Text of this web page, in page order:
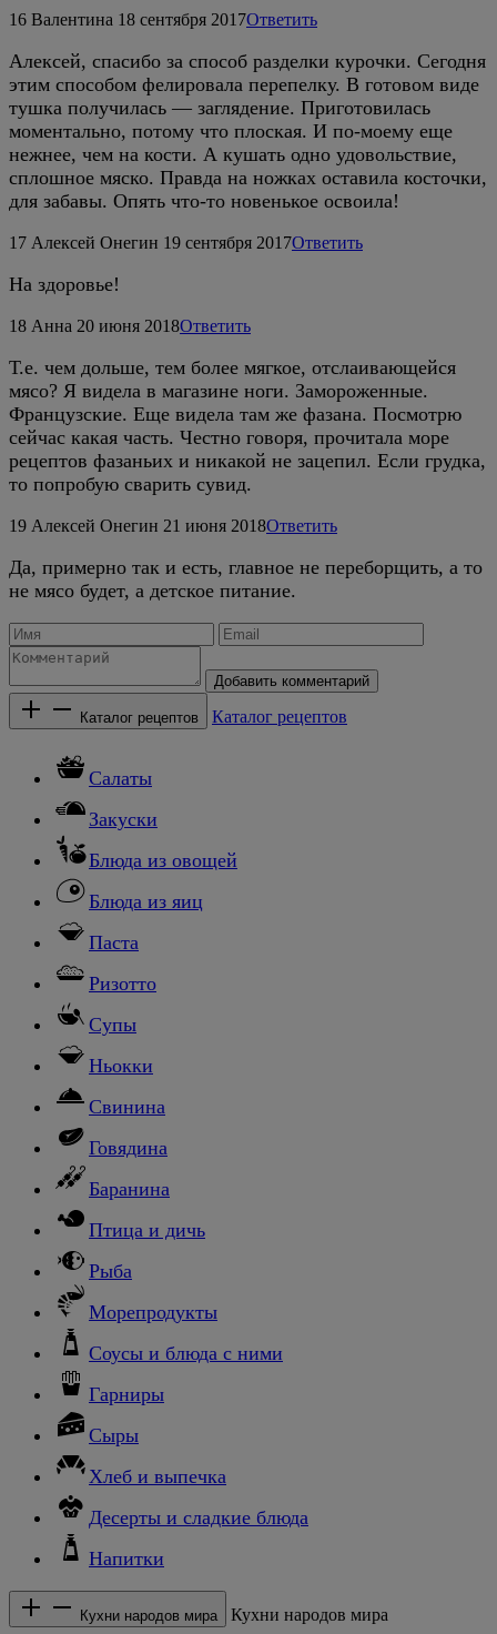
16 Валентина 18 сентября 2017Ответить
Алексей, спасибо за способ разделки курочки. Сегодня
этим способом фелировала перепелку. В готовом виде
тушка получилась — заглядение. Приготовилась
моментально, потому что плоская. И по-моему еще
нежнее, чем на кости. А кушать одно удовольствие,
сплошное мяско. Правда на ножках оставила косточки,
для забавы. Опять что-то новенькое освоила!
17 Алексей Онегин 19 сентября 2017Ответить
На здоровье!
18 Анна 20 июня 2018Ответить
Т.е. чем дольше, тем более мягкое, отслаивающейся
мясо? Я видела в магазине ноги. Замороженные.
Французские. Еще видела там же фазана. Посмотрю
сейчас какая часть. Честно говоря, прочитала море
рецептов фазаньих и никакой не зацепил. Если грудка,
то попробую сварить сувид.
19 Алексей Онегин 21 июня 2018Ответить
Да, примерно так и есть, главное не переборщить, а то
не мясо будет, а детское питание.
Добавить комментарий
Каталог рецептов Каталог рецептов
Салаты
Закуски
Блюда из овощей
Блюда из яиц
Паста
Ризотто
Супы
Ньокки
Свинина
Говядина
Баранина
Птица и дичь
Рыба
Морепродукты
Соусы и блюда с ними
Гарниры
Сыры
Хлеб и выпечка
Десерты и сладкие блюда
Напитки
Кухни народов мира Кухни народов мира